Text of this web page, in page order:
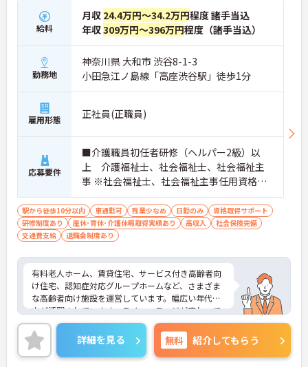
給料
月収 24.4万円～34.2万円程度 諸手当込
年収309万円～396万円程度（諸手当込）
勤務地
神奈川県 大和市 渋谷8-1-3
小田急江ノ島線「高座渋谷駅」徒歩1分
雇用形態 正社員(正職員)
応募要件
■介護職員初任者研修（ヘルパー2級）以
上 介護福祉士、社会福祉士、社会福祉主
事 ※社会福祉士、社会福祉主事任用資格の
ある方歓 ■普通自動車免許 車運転必須
駅から徒歩10分以内 車通勤可 残業少なめ 日勤のみ
資格取得サポート
研修制度あり
産休･育休･介護休暇取得実績あり 高収入
社会保険完備
交通費支給
退職金制度あり
有料老人ホーム、賃貸住宅、サービス付き高齢者向
け住宅、認知症対応グループホームなど、さまざま
な高齢者向け施設を運営しています。幅広い年代の
方が活躍されています。ライフステージが変わって
も長く働ける環境です。福利厚生も整っており、待
遇面も魅力の一つです。ご興味のある方は面接ポイ
ントなどをお伝えいたしますので、是非お気軽にお
問い合わせください！
詳細を見る 無料 紹介してもらう